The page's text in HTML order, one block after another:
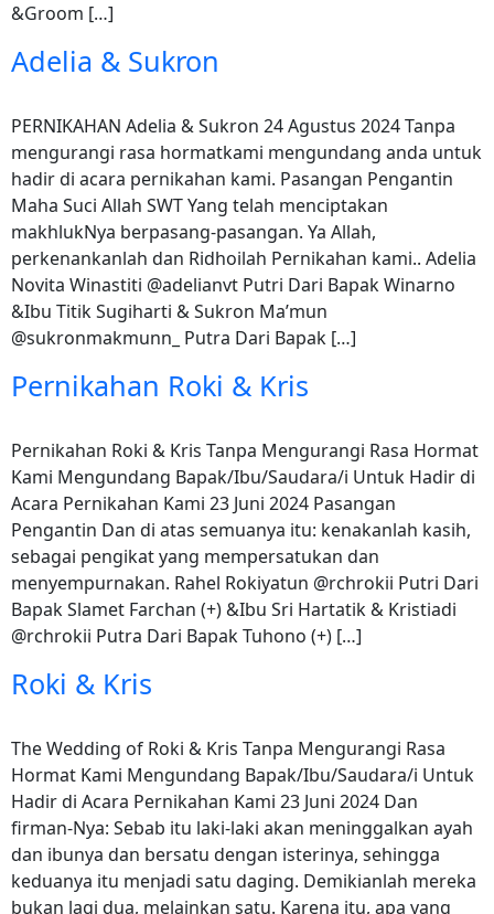
&Groom […]
Adelia & Sukron
PERNIKAHAN Adelia & Sukron 24 Agustus 2024 Tanpa
mengurangi rasa hormatkami mengundang anda untuk
hadir di acara pernikahan kami. Pasangan Pengantin
Maha Suci Allah SWT Yang telah menciptakan
makhlukNya berpasang-pasangan. Ya Allah,
perkenankanlah dan Ridhoilah Pernikahan kami.. Adelia
Novita Winastiti @adelianvt Putri Dari Bapak Winarno
&Ibu Titik Sugiharti & Sukron Ma’mun
@sukronmakmunn_ Putra Dari Bapak […]
Pernikahan Roki & Kris
Pernikahan Roki & Kris Tanpa Mengurangi Rasa Hormat
Kami Mengundang Bapak/Ibu/Saudara/i Untuk Hadir di
Acara Pernikahan Kami 23 Juni 2024 Pasangan
Pengantin Dan di atas semuanya itu: kenakanlah kasih,
sebagai pengikat yang mempersatukan dan
menyempurnakan. Rahel Rokiyatun @rchrokii Putri Dari
Bapak Slamet Farchan (+) &Ibu Sri Hartatik & Kristiadi
@rchrokii Putra Dari Bapak Tuhono (+) […]
Roki & Kris
The Wedding of Roki & Kris Tanpa Mengurangi Rasa
Hormat Kami Mengundang Bapak/Ibu/Saudara/i Untuk
Hadir di Acara Pernikahan Kami 23 Juni 2024 Dan
firman-Nya: Sebab itu laki-laki akan meninggalkan ayah
dan ibunya dan bersatu dengan isterinya, sehingga
keduanya itu menjadi satu daging. Demikianlah mereka
bukan lagi dua, melainkan satu. Karena itu, apa yang